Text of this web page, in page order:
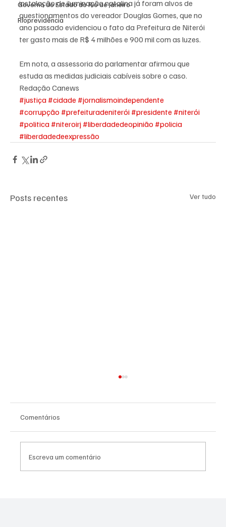
Governo do Estado do Rio de Janeiro
Rioprevidência
instalação de iluminação natalina já foram alvos de
questionamentos do vereador Douglas Gomes, que no
ano passado evidenciou o fato da Prefeitura de Niterói
ter gasto mais de R$ 4 milhões e 900 mil com as luzes.
Em nota, a assessoria do parlamentar afirmou que
estuda as medidas judiciais cabíveis sobre o caso.
Redação Canews
#justiça #cidade #jornalismoindependente
#corrupção #prefeituradeniterói #presidente #niterói
#politica #niteroirj #liberdadedeopinião #policia
#liberdadedeexpressão
Posts recentes Ver tudo
Comentários
Escreva um comentário